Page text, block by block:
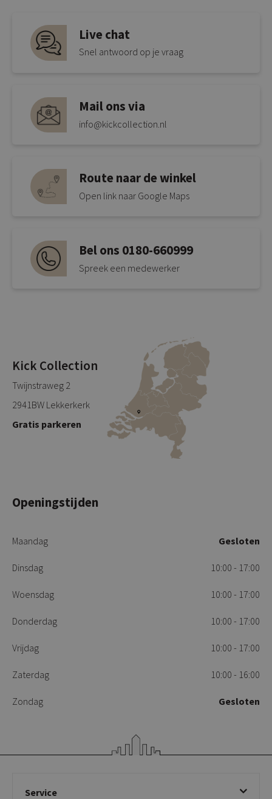
Live chat
Snel antwoord op je vraag
Mail ons via
info@kickcollection.nl
Route naar de winkel
Open link naar Google Maps
Bel ons 0180-660999
Spreek een medewerker
Kick Collection
Twijnstraweg 2
2941BW Lekkerkerk
Gratis parkeren
Openingstijden
Maandag Gesloten
Dinsdag 10:00 - 17:00
Woensdag 10:00 - 17:00
Donderdag 10:00 - 17:00
Vrijdag 10:00 - 17:00
Zaterdag 10:00 - 16:00
Zondag Gesloten
Service